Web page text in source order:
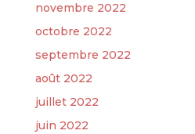
novembre 2022
octobre 2022
septembre 2022
août 2022
juillet 2022
juin 2022